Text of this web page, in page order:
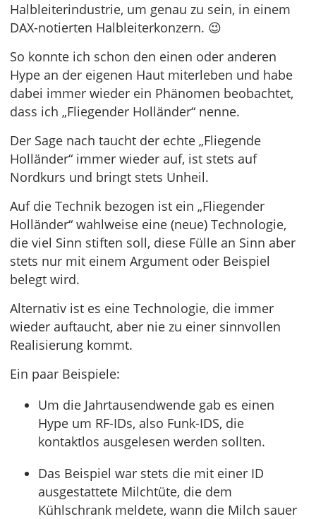
Halbleiterindustrie, um genau zu sein, in einem
DAX-notierten Halbleiterkonzern. 😉
So konnte ich schon den einen oder anderen
Hype an der eigenen Haut miterleben und habe
dabei immer wieder ein Phänomen beobachtet,
dass ich „Fliegender Holländer“ nenne.
Der Sage nach taucht der echte „Fliegende
Holländer“ immer wieder auf, ist stets auf
Nordkurs und bringt stets Unheil.
Auf die Technik bezogen ist ein „Fliegender
Holländer“ wahlweise eine (neue) Technologie,
die viel Sinn stiften soll, diese Fülle an Sinn aber
stets nur mit einem Argument oder Beispiel
belegt wird.
Alternativ ist es eine Technologie, die immer
wieder auftaucht, aber nie zu einer sinnvollen
Realisierung kommt.
Ein paar Beispiele:
Um die Jahrtausendwende gab es einen
Hype um RF-IDs, also Funk-IDS, die
kontaktlos ausgelesen werden sollten.
Das Beispiel war stets die mit einer ID
ausgestattete Milchtüte, die dem
Kühlschrank meldete, wann die Milch sauer